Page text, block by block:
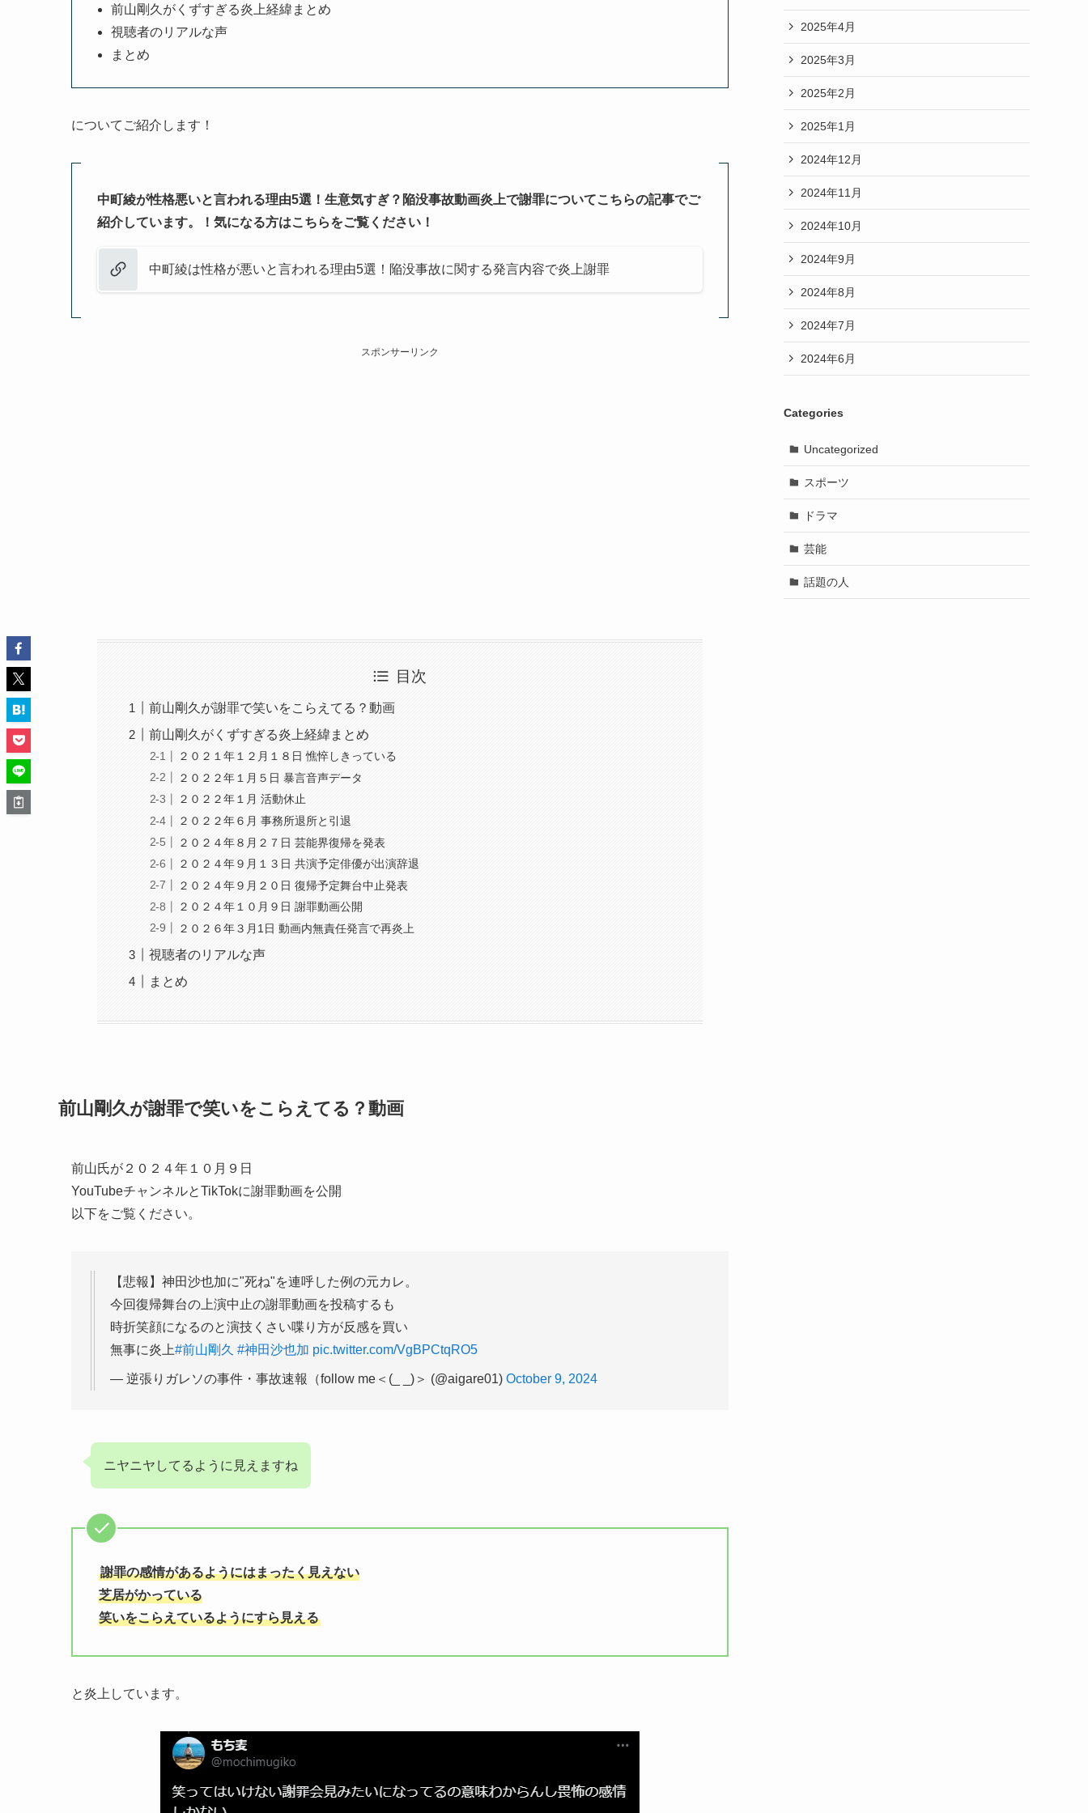
前山剛久がくずすぎる炎上経緯まとめ
視聴者のリアルな声
まとめ
についてご紹介します！
中町綾が性格悪いと言われる理由5選！生意気すぎ？陥没事故動画炎上で謝罪についてこちらの記事でご
紹介しています。！気になる方はこちらをご覧ください！
中町綾は性格が悪いと言われる理由5選！陥没事故に関する発言内容で炎上謝罪
スポンサーリンク
目次
前山剛久が謝罪で笑いをこらえてる？動画
前山剛久がくずすぎる炎上経緯まとめ
２０２１年１２月１８日 憔悴しきっている
２０２２年１月５日 暴言音声データ
２０２２年１月 活動休止
２０２２年６月 事務所退所と引退
２０２４年８月２７日 芸能界復帰を発表
２０２４年９月１３日 共演予定俳優が出演辞退
２０２４年９月２０日 復帰予定舞台中止発表
２０２４年１０月９日 謝罪動画公開
２０２６年３月1日 動画内無責任発言で再炎上
視聴者のリアルな声
まとめ
前山剛久が謝罪で笑いをこらえてる？動画
前山氏が２０２４年１０月９日
YouTubeチャンネルとTikTokに謝罪動画を公開
以下をご覧ください。
【悲報】神田沙也加に"死ね"を連呼した例の元カレ。
今回復帰舞台の上演中止の謝罪動画を投稿するも
時折笑顔になるのと演技くさい喋り方が反感を買い
無事に炎上#前山剛久 #神田沙也加 pic.twitter.com/VgBPCtqRO5
— 逆張りガレソの事件・事故速報（follow me＜(_ _)＞ (@aigare01) October 9, 2024
ニヤニヤしてるように見えますね
謝罪の感情があるようにはまったく見えない
芝居がかっている
笑いをこらえているようにすら見える
と炎上しています。
2025年4月
2025年3月
2025年2月
2025年1月
2024年12月
2024年11月
2024年10月
2024年9月
2024年8月
2024年7月
2024年6月
Categories
Uncategorized
スポーツ
ドラマ
芸能
話題の人